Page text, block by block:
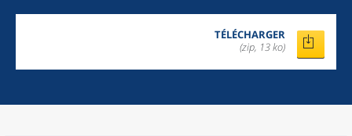
TÉLÉCHARGER
(zip, 13 ko)